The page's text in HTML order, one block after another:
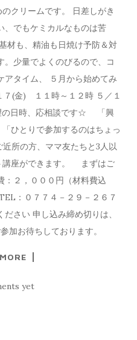
クリームです。 日差しがき
、でもケミカルなものは苦
材も、精油も日焼け予防＆対
少量でよくのびるので、コ
タイム、 ５月から始めてみ
(金) １１時～１２時 ５／１
の日時、応相談です☆ 「興
ひとりで参加するのはちょっ
所の方、ママ友たちと3人以
講座ができます。 まずはご
：２，０００円（材料費込
０７７４－２９－２６７
さい 申し込み締め切りは、
加お待ちしております。
yet